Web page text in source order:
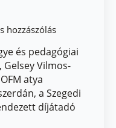
hozzászólás
és pedagógiai
Vilmos-
atya
a Szegedi
díjátadó